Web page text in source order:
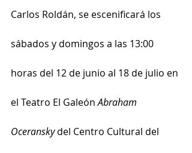
Carlos Roldán, se escenificará los
sábados y domingos a las 13:00
horas del 12 de junio al 18 de julio en
el Teatro El Galeón Abraham
Oceransky del Centro Cultural del